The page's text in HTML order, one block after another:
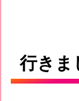
行きま